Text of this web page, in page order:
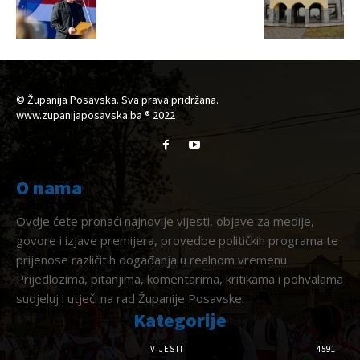
© Županija Posavska. Sva prava pridržana.
www.zupanijaposavska.ba ® 2022
O nama
Ovdje ćete pronaći najnovije vijesti, objave za medije,
govore i izjave premijera, provedbe političkih programa te
prijenose različitih događanja u realnom vremenu.
Prijedlozima, pitanjima, komentarima, kritikama i pohvalama
sudjeluj i utječi na rad Županije Posavske.
Kategorije
VIJESTI 4591